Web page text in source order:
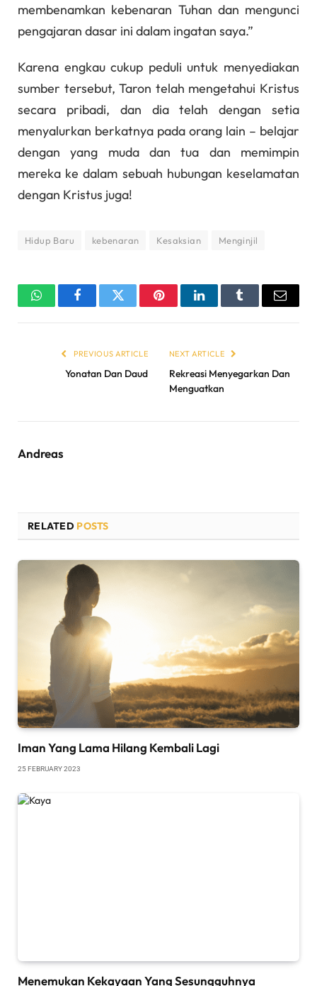
membenamkan kebenaran Tuhan dan mengunci
pengajaran dasar ini dalam ingatan saya.”
Karena engkau cukup peduli untuk menyediakan
sumber tersebut, Taron telah mengetahui Kristus
secara pribadi, dan dia telah dengan setia
menyalurkan berkatnya pada orang lain – belajar
dengan yang muda dan tua dan memimpin
mereka ke dalam sebuah hubungan keselamatan
dengan Kristus juga!
Hidup Baru kebenaran Kesaksian Menginjil
WhatsAppFacebookTwitter PinterestLinkedInTumblr Email
PREVIOUS ARTICLE
Yonatan Dan Daud
NEXT ARTICLE
Rekreasi Menyegarkan Dan
Menguatkan
Andreas
RELATED POSTS
Iman Yang Lama Hilang Kembali Lagi
25 FEBRUARY 2023
Menemukan Kekayaan Yang Sesungguhnya